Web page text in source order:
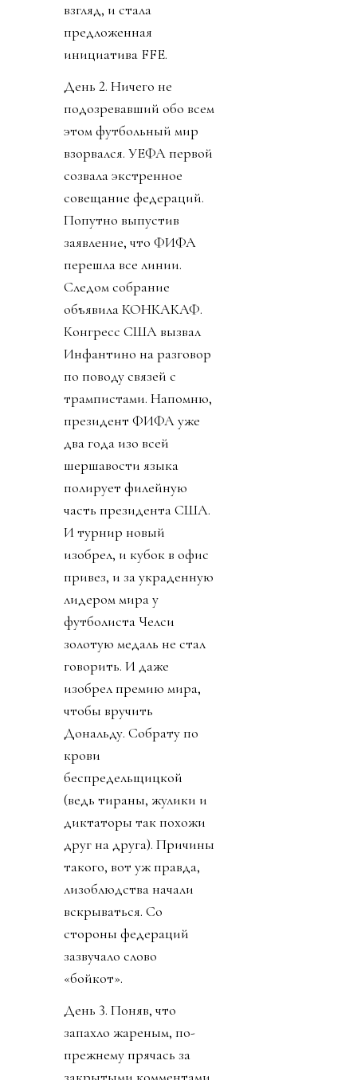
взгляд, и стала
предложенная
инициатива FFE.
День 2. Ничего не
подозревавший обо всем
этом футбольный мир
взорвался. УЕФА первой
созвала экстренное
совещание федераций.
Попутно выпустив
заявление, что ФИФА
перешла все линии.
Следом собрание
объявила КОНКАКАФ.
Конгресс США вызвал
Инфантино на разговор
по поводу связей с
трампистами. Напомню,
президент ФИФА уже
два года изо всей
шершавости языка
полирует филейную
часть президента США.
И турнир новый
изобрел, и кубок в офис
привез, и за украденную
лидером мира у
футболиста Челси
золотую медаль не стал
говорить. И даже
изобрел премию мира,
чтобы вручить
Дональду. Собрату по
крови
беспредельщицкой
(ведь тираны, жулики и
диктаторы так похожи
друг на друга). Причины
такого, вот уж правда,
лизоблюдства начали
вскрываться. Со
стороны федераций
зазвучало слово
«бойкот».
День 3. Поняв, что
запахло жареным, по-
прежнему прячась за